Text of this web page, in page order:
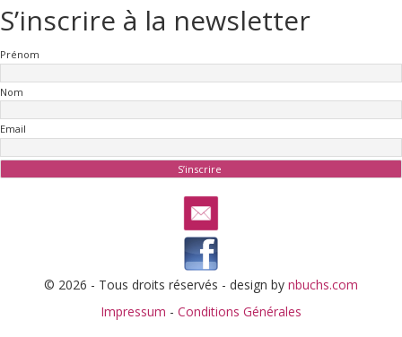
S’inscrire à la newsletter
Prénom
Nom
Email
© 2026 - Tous droits réservés - design by nbuchs.com
Impressum - Conditions Générales